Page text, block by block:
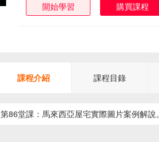
開始學習 購買課程
課程介紹 課程目錄
第86堂課：馬來西亞屋宅實際圖片案例解說。